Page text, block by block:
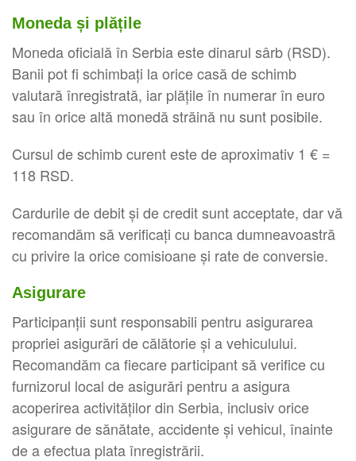
Moneda și plățile
Moneda oficială în Serbia este dinarul sârb (RSD).
Banii pot fi schimbați la orice casă de schimb
valutară înregistrată, iar plățile în numerar în euro
sau în orice altă monedă străină nu sunt posibile.
Cursul de schimb curent este de aproximativ 1 € =
118 RSD.
Cardurile de debit și de credit sunt acceptate, dar vă
recomandăm să verificați cu banca dumneavoastră
cu privire la orice comisioane și rate de conversie.
Asigurare
Participanții sunt responsabili pentru asigurarea
propriei asigurări de călătorie și a vehiculului.
Recomandăm ca fiecare participant să verifice cu
furnizorul local de asigurări pentru a asigura
acoperirea activităților din Serbia, inclusiv orice
asigurare de sănătate, accidente și vehicul, înainte
de a efectua plata înregistrării.